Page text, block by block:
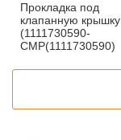
Прокладка под
клапанную крышку
(1111730590-
CMP(1111730590)